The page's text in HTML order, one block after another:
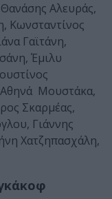
Θανάσης Αλευράς,
Κωνσταντίνος
Γαϊτάνη,
Έμιλυ
Μουστάκα,
Σκαρμέας,
Γιάννης
Χατζηπασχάλη,